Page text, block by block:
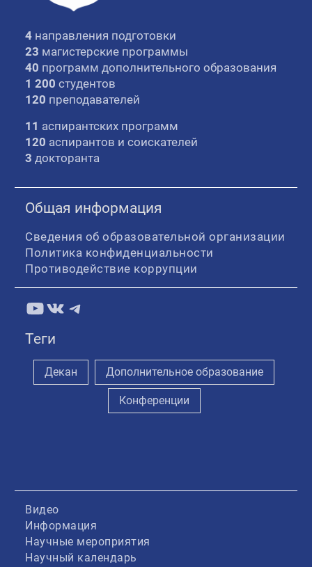
4 направления подготовки
23 магистерские программы
40 программ дополнительного образования
1 200 студентов
120 преподавателей
11 аспирантских программ
120 аспирантов и соискателей
3 докторанта
Общая информация
Сведения об образовательной организации
Политика конфиденциальности
Противодействие коррупции
YouTube
ВКонтакте
Telegram
Теги
Декан Дополнительное образование
Конференции
Видео
Информация
Научные мероприятия
Научный календарь